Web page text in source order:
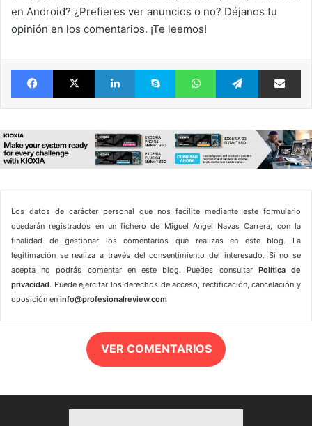
en Android? ¿Prefieres ver anuncios o no? Déjanos tu
opinión en los comentarios. ¡Te leemos!
FacebookX LinkedIn Skype WhatsAppTelegram
Los datos de carácter personal que nos facilite mediante este formulario
quedarán registrados en un fichero de Miguel Ángel Navas Carrera, con la
finalidad de gestionar los comentarios que realizas en este blog. La
legitimación se realiza a través del consentimiento del interesado. Si no se
acepta no podrás comentar en este blog. Puedes consultar Política de
privacidad. Puede ejercitar los derechos de acceso, rectificación, cancelación y
oposición en info@profesionalreview.com
VER COMENTARIOS